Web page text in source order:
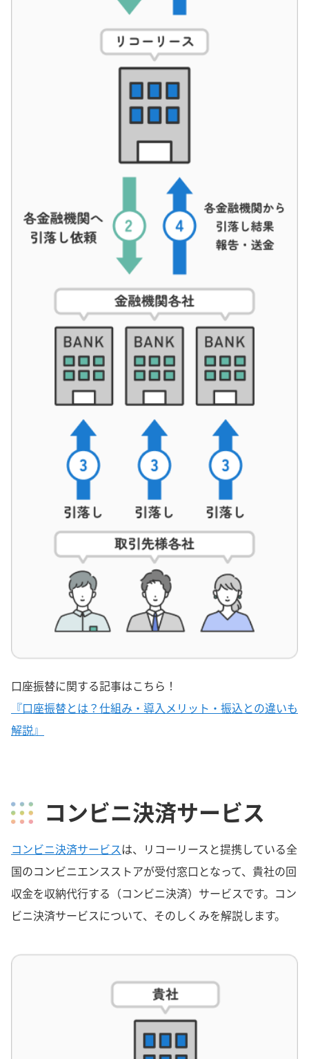
口座振替に関する記事はこちら！
『口座振替とは？仕組み・導入メリット・振込との違いも
解説』
コンビニ決済サービス
コンビニ決済サービスは、リコーリースと提携している全
国のコンビニエンスストアが受付窓口となって、貴社の回
収金を収納代行する（コンビニ決済）サービスです。コン
ビニ決済サービスについて、そのしくみを解説します。